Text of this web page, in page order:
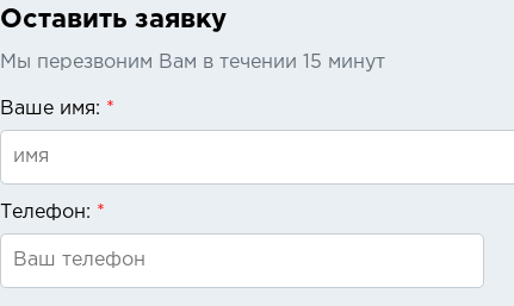
Оставить заявку
Мы перезвоним Вам в течении 15 минут
Ваше имя: *
Телефон: *